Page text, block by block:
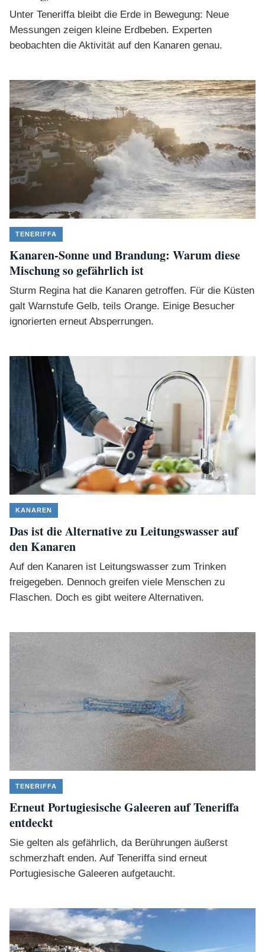
Unter Teneriffa bleibt die Erde in Bewegung: Neue
Messungen zeigen kleine Erdbeben. Experten
beobachten die Aktivität auf den Kanaren genau.
TENERIFFA
Kanaren-Sonne und Brandung: Warum diese
Mischung so gefährlich ist
Sturm Regina hat die Kanaren getroffen. Für die Küsten
galt Warnstufe Gelb, teils Orange. Einige Besucher
ignorierten erneut Absperrungen.
KANAREN
Das ist die Alternative zu Leitungswasser auf
den Kanaren
Auf den Kanaren ist Leitungswasser zum Trinken
freigegeben. Dennoch greifen viele Menschen zu
Flaschen. Doch es gibt weitere Alternativen.
TENERIFFA
Erneut Portugiesische Galeeren auf Teneriffa
entdeckt
Sie gelten als gefährlich, da Berührungen äußerst
schmerzhaft enden. Auf Teneriffa sind erneut
Portugiesische Galeeren aufgetaucht.